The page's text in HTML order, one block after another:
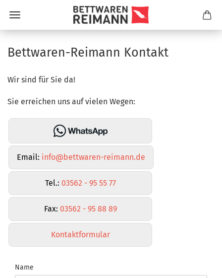
Bettwaren-Reimann Kontakt
Wir sind für Sie da!
Sie erreichen uns auf vielen Wegen:
Email: info@bettwaren-reimann.de
Tel.: 03562 - 95 55 77
Fax: 03562 - 95 88 89
Kontaktformular
BETTWAREN-
Name